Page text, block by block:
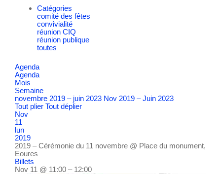
Catégories
comité des fêtes
convivialité
réunion CIQ
réunion publique
toutes
Agenda
Agenda
Mois
Semaine
novembre 2019 – juin 2023 Nov 2019 – Juin 2023
Tout plier Tout déplier
Nov
11
lun
2019
2019 – Cérémonie du 11 novembre @ Place du monument,
Eoures
Billets
Nov 11 @ 11:00 – 12:00